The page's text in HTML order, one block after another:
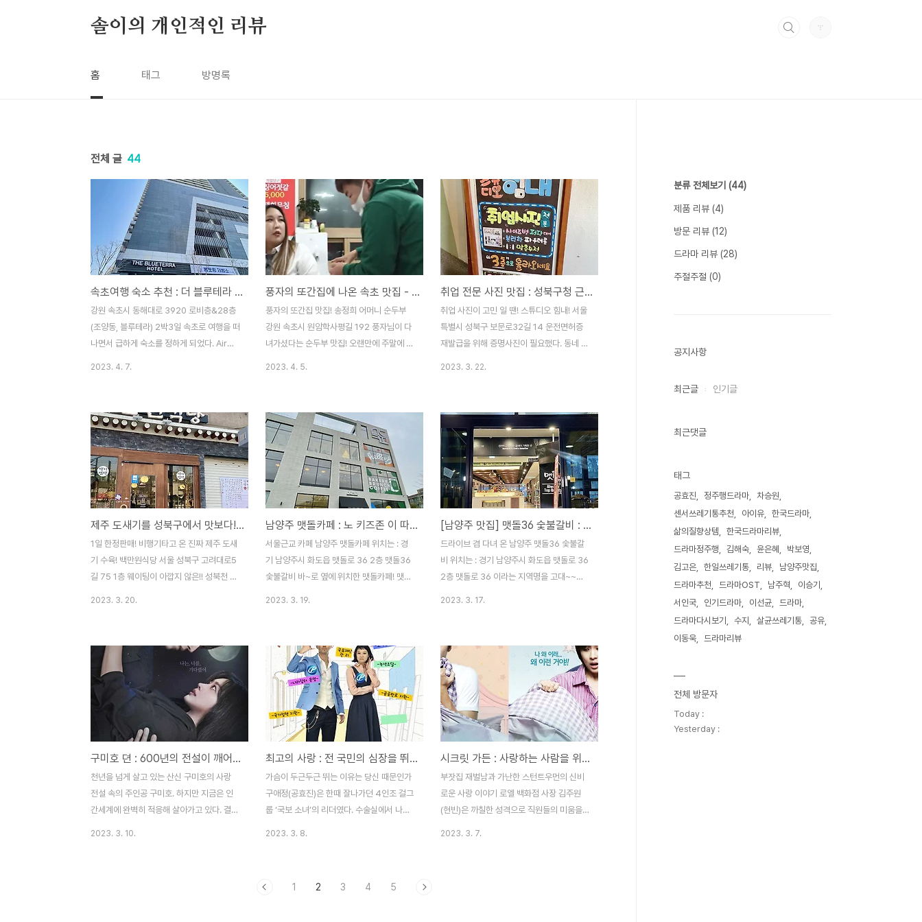
솔이의 개인적인 리뷰
홈 태그 방명록
전체 글 44
속초여행 숙소 추천 : 더 블루테라 호텔 속초
강원 속초시 동해대로 3920 로비층&28층
(조양동, 블루테라) 2박3일 속초로 여행을 떠
나면서 급하게 숙소를 정하게 되었다. Air
방으로 예약을 했다. 1층에는 프론트, 제빵소,
편의점, 선술집이 있고호텔 바로옆에 편의점
이 같이 있어서 물이나 간단한 음료 , 먹거리
를 사기에는 편하다. 객실은 7층부터 준비되
어 있다~ 주차를 하고 엘리베이터로 이동~!
우리 방은 17층! 엘리베이터가 총3대나 있는
데도 객실수가 많아서 인지 입,퇴실 시간엔
좀 기다려야한다 ㅠㅠ 들어가자마자 길게 뻗
은 복도! 오른쪽엔 화장실이, 왼쪽엔 방이 두
개가..
2023. 4. 7.
풍자의 또간집에 나온 속초 맛집 - 송정희 어머니 순두부
풍자의 또간집 맛집! 송정희 어머니 순두부
강원 속초시 원암학사평길 192 풍자님이 다
녀가셨다는 순두부 맛집! 오랜만에 주말에 강
지만,,,,, 그래. 속초 까지 왔으니 가보자!!!! 하
고 갔다. 가자마자 카운터로 달려가서 대기표
를 받았다. 사실 웨이팅 하는거 별로 안좋아
하는나....... 12시조금 넘은 점심시간 이라서
그런지 우리 대기표는 131번!! 1시간 20분
가량 기다려서 들어갔다... 풍자씨 효과 대단
함!! 불과 한달전 쯤 방영을 해서 난리가 난 순
두부집!!!! 문에 또간집 포스터가 눈에 띄었다.
메뉴는 요렇게 나름 다양..
2023. 4. 5.
취업 전문 사진 맛집 : 성북구청 근처 스튜디오 힘내!
취업 사진이 고민 일 땐! 스튜디오 힘내! 서울
특별시 성북구 보문로32길 14 운전면허증
재발급을 위해 증명사진이 필요했다. 동네 근
입간판~ 메이크업도 가능하고 헤어스타일 손
질도 가능한 파우더룸이 있다! 이렇게 전구
달린 화장대 여자들의 로망 아닌가!!크 ㅋㅋ
나름 메이크업하고 머리하고 왔지만 오는 길
에 바람이 좀 불어서 헝클어진 헤어 정리 살
짝~ 해주었다~! 혹시나 급하게 사진 찍을 경
우를 대비해 사이즈별로 셔츠와 자켓 등 이
준비되어 있었다~! 이런 센스있는 준비 맘에
들구용~~! 난 취업사진은 아니고, 일반 증명
사진이라서 이미 입..
2023. 3. 22.
제주 도새기를 성북구에서 맛보다! : 성북구 맛집 백만원식당
1일 한정판매! 비행기타고 온 진짜 제주 도새
기 수육! 백만원식당 서울 성북구 고려대로5
길 75 1층 웨이팅이 아깝지 않은!! 성북천 라
때 이렇게 마패에 번호가 적인걸 주신다. 마
패를 들어보다니 ㅋㅋ 성북구 한식 맛집으로
인정받은 백만원 식당~~ 이렇게 대기 의자가
2개 있고, 웨이팅 시 전화번호를 남겨두고 잠
시 다른 볼일을 보러 가도 된다~! 무조건 문
앞에서 기다려야 하는 일이 없어서 좋았다~
드디어 입장~! 테이블에 귀엽게 마스크 봉투
도 있다~! 저 물티슈도 엄청 도톰해서 맘에
들었다 >______
2023. 3. 20.
남양주 맷돌카페 : 노 키즈존 이 따로 있는 큰 규모의 카페
서울근교 카페 남양주 맷돌카페 위치는 : 경
기 남양주시 화도읍 맷돌로 36 2층 맷돌36
숯불갈비 바~로 옆에 위치한 맷돌카페! 맷돌
였지만, 배불러서 패스~ 키즈존이 따로 있어
서 아이들을 위한 음료도 준비되어 있고, 간
단한 베이커리도 있었다. 주문은 1층에서하
고, 2층은 키즈존, 3층은 노키즈존, 4층은 루
프탑! 어마어마 하게 큰 카페다! 엘리베이터
안에 친절하게 트레이를 놓을 수 있는 선반도
있다~ 센스있어!ㅋㅋ 우리는 3층 노키즈존
으로 올라갔다~ 가운데 있는 샹들리에가 너
무 예쁘다 블링블링~~ 거울샷 찍기 좋은 예
쁜 공간도 가운..
2023. 3. 19.
[남양주 맛집] 맷돌36 숯불갈비 : 반찬,후식 무한리필 갈비 맛집!
드라이브 겸 다녀 온 남양주 맷돌36 숯불갈
비 위치는 : 경기 남양주시 화도읍 맷돌로 36
2층 맷돌로 36 이라는 지역명을 고대~~로
2023. 3. 17.
구미호 뎐 : 600년의 전설이 깨어난다.
천년을 넘게 살고 있는 산신 구미호의 사랑
전설 속의 주인공 구미호. 하지만 지금은 인
간세계에 완벽히 적응해 살아가고 있다. 결혼
2023. 3. 10.
최고의 사랑 : 전 국민의 심장을 뛰게 한 드라마
가슴이 두근두근 뛰는 이유는 당신 때문인가
구애정(공효진)은 한때 잘나가던 4인조 걸그
룹 ‘국보 소녀’의 리더였다. 수술실에서 나오
화로 각종 스캔들만 남긴 채 해체하였다. 구
2023. 3. 8.
시크릿 가든 : 사랑하는 사람을 위해서 영혼까지 바꾸려 하는 남자
부잣집 재벌남과 가난한 스턴트우먼의 신비
로운 사랑 이야기 로엘 백화점 사장 김주원
(현빈)은 까칠한 성격으로 직원들의 미움을
2023. 3. 7.
1 2 3 4 5
분류 전체보기 (44)
제품 리뷰 (4)
방문 리뷰 (12)
드라마 리뷰 (28)
주절주절 (0)
공지사항
최근글 인기글
최근댓글
태그
공효진 정주행드라마
차승원
센서쓰레기통추천
아이유
한국드라마
삶의질향상템
한국드라마리뷰
드라마정주행
김해숙 윤은혜
박보영
김고은
한일쓰레기통 리뷰
남양주맛집
드라마추천
드라마OST 남주혁
이승기
서인국
인기드라마 이선균
드라마
드라마다시보기
수지 살균쓰레기통
공유
이동욱
드라마리뷰
전체 방문자
Today :
Yesterday :